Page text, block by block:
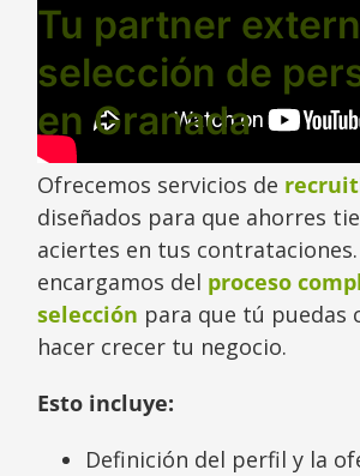
Tu partner
selección de
en Granada
Ofrecemos servicios de
diseñados para que ahorres
aciertes en tus
encargamos del proceso
selección para que tú puedas
hacer crecer tu negocio.
Esto incluye:
Definición del perfil y la